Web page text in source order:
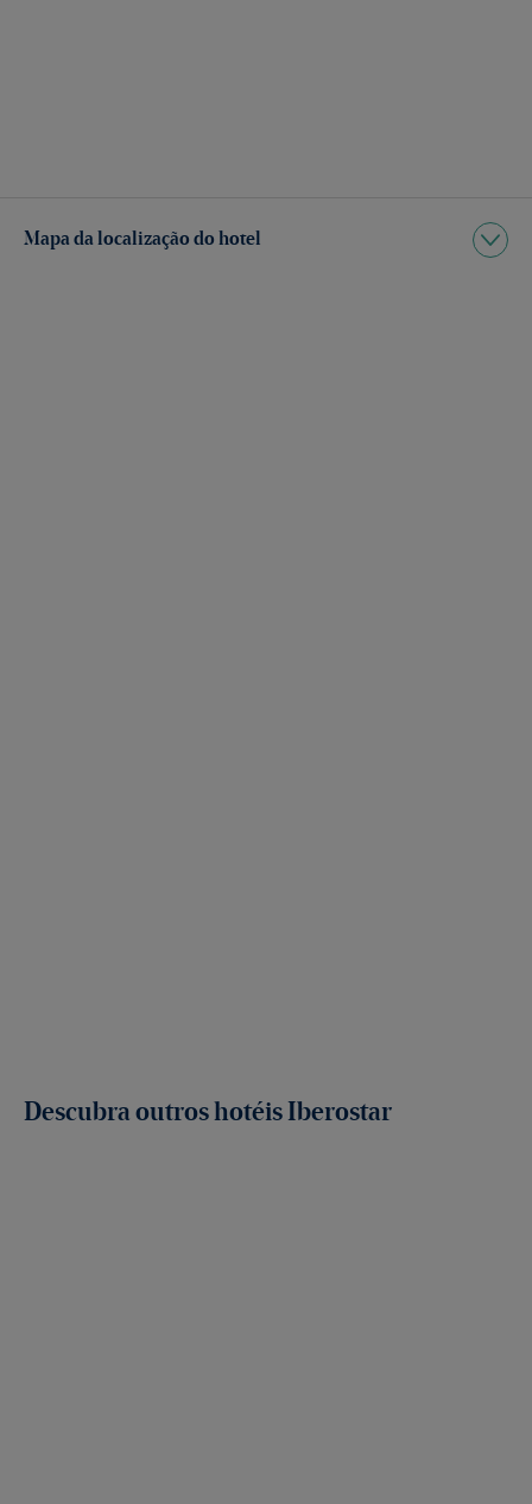
Mapa da localização do hotel
Descubra outros hotéis Iberostar